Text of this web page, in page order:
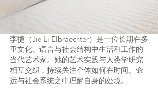
李捷（Jie Li Elbraechter）是一位长期在多
重文化、语言与社会结构中生活和工作的
当代艺术家。她的艺术实践与人类学研究
相互交织，持续关注个体如何在时间、命
运与社会系统之中理解自身的处境。